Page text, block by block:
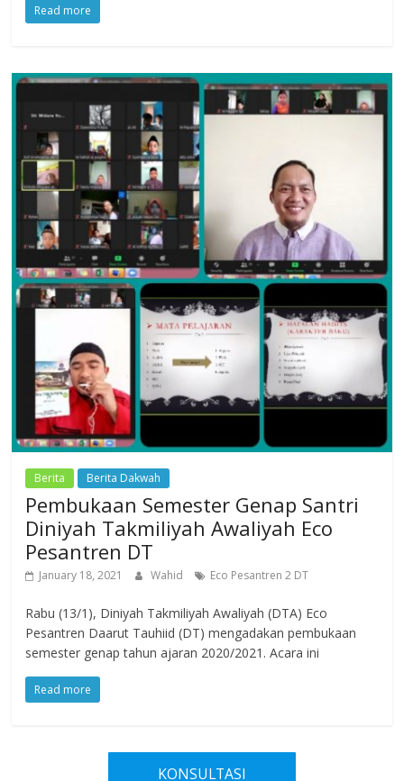
Read more
Berita Berita Dakwah
Pembukaan Semester Genap Santri
Diniyah Takmiliyah Awaliyah Eco
Pesantren DT
January 18, 2021 Wahid Eco Pesantren 2 DT
Rabu (13/1), Diniyah Takmiliyah Awaliyah (DTA) Eco
Pesantren Daarut Tauhiid (DT) mengadakan pembukaan
semester genap tahun ajaran 2020/2021. Acara ini
Read more
KONSULTASI